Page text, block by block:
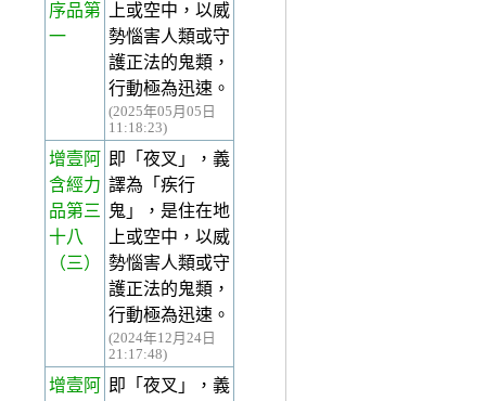
序品第
一
上或空中，以威
勢惱害人類或守
護正法的鬼類，
行動極為迅速。
(2025年05月05日
11:18:23)
增壹阿
含經力
品第三
十八
（三）
即「夜叉」，義
譯為「疾行
鬼」，是住在地
上或空中，以威
勢惱害人類或守
護正法的鬼類，
行動極為迅速。
(2024年12月24日
21:17:48)
增壹阿
即「夜叉」，義